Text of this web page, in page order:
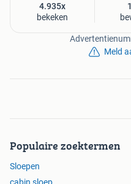
4.935x
bekeken
Meld
Populaire zoektermen
Sloepen